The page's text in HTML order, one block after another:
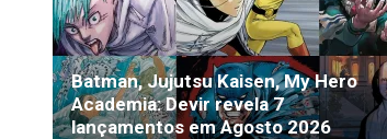
Batman, Jujutsu Kaisen, My Hero
Academia: Devir revela 7
lançamentos em Agosto 2026